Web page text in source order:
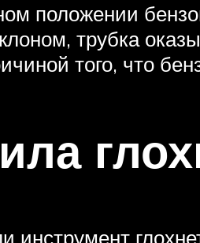
положении
трубка
того, что
инструмент